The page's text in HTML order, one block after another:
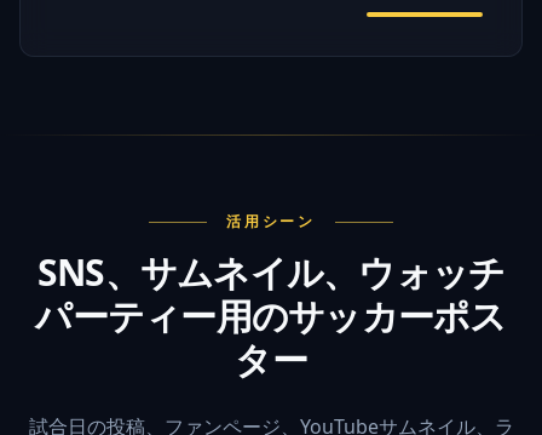
活用シーン
SNS、サムネイル、ウォッチ
パーティー用のサッカーポス
ター
試合日の投稿、ファンページ、YouTubeサムネイル、ラ